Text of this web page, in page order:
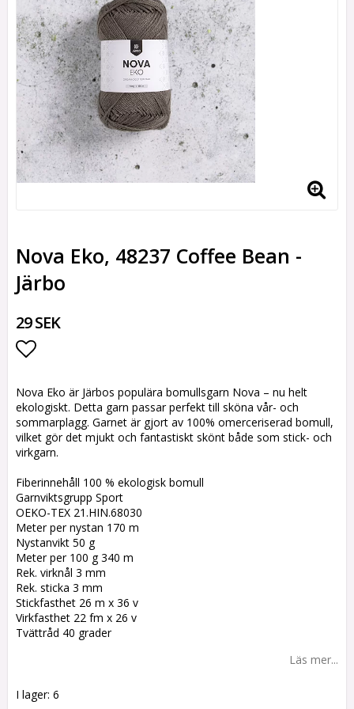
Nova Eko, 48237 Coffee Bean -
Järbo
29 SEK
Nova Eko är Järbos populära bomullsgarn Nova – nu helt
ekologiskt. Detta garn passar perfekt till sköna vår- och
sommarplagg. Garnet är gjort av 100% omerceriserad bomull,
vilket gör det mjukt och fantastiskt skönt både som stick- och
virkgarn.
Fiberinnehåll 100 % ekologisk bomull
Garnviktsgrupp Sport
OEKO-TEX 21.HIN.68030
Meter per nystan 170 m
Nystanvikt 50 g
Meter per 100 g 340 m
Rek. virknål 3 mm
Rek. sticka 3 mm
Stickfasthet 26 m x 36 v
Virkfasthet 22 fm x 26 v
Tvättråd 40 grader
Läs mer...
I lager: 6